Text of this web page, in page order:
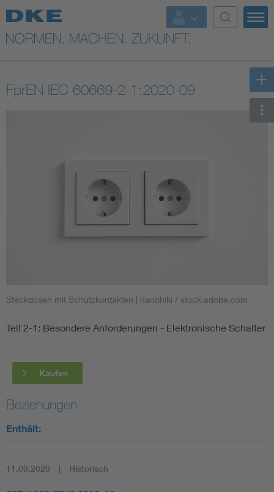
Top-Themen
VDE Fokusthemen
Digital Security
Smart Cities
DKE Fachinformationen im Kontext der Normung
Blitzschutz: DIN EN 62305 in der Übersicht
Circular Economy für mehr Ressourceneffizienz
Cybersecurity in der Industrieautomatisierung
DIN VDE 0100 für sichere Elektroinstallationen
FprEN IEC 60669-2-1:2020-09
Steckdosen mit Schutzkontakten | hanohiki / stock.adobe.com
Teil 2-1: Besondere Anforderungen - Elektronische Schalter
Kaufen
Beziehungen
Enthält:
11.09.2020 Historisch